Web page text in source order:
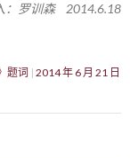
：罗训森 2014.6.18
题词 2014 年 6 月 21 日